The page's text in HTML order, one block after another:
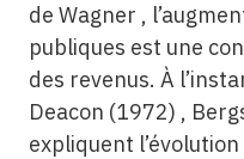
de Wagner ,
publiques est une
des revenus. À
Deacon (1972) ,
expliquent